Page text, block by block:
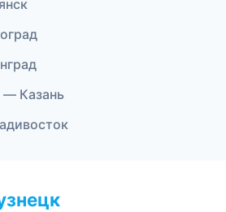
— Казань